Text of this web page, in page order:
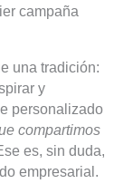
campaña
una tradición:
y
personalizado
compartimos
es, sin duda,
empresarial.